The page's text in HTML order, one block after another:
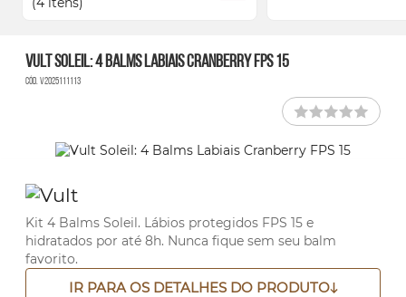
Vult Soleil: 4 Balms Labiais Cranberry FPS 15
Cód. V2025111113
Kit 4 Balms Soleil. Lábios protegidos FPS 15 e
hidratados por até 8h. Nunca fique sem seu balm
favorito.
IR PARA OS DETALHES DO PRODUTO